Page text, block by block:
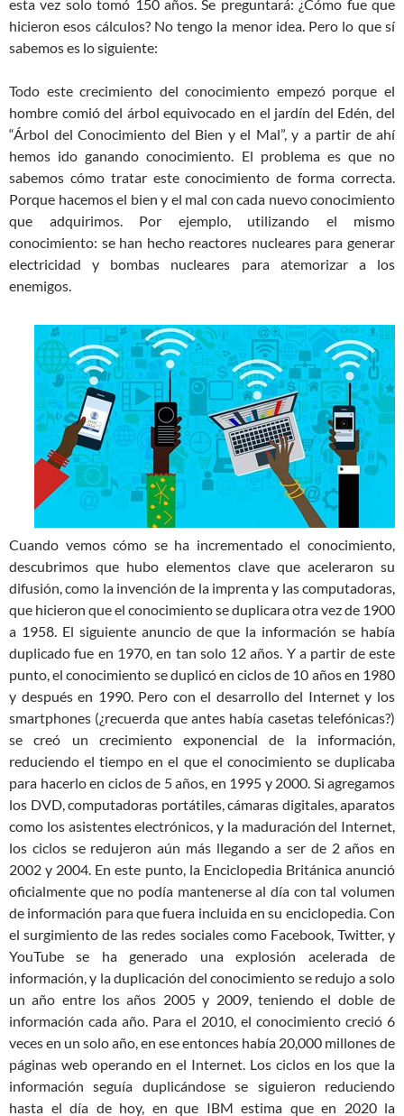
esta vez solo tomó 150 años. Se preguntará: ¿Cómo fue que
hicieron esos cálculos? No tengo la menor idea. Pero lo que sí
sabemos es lo siguiente:
Todo este crecimiento del conocimiento empezó porque el
hombre comió del árbol equivocado en el jardín del Edén, del
“Árbol del Conocimiento del Bien y el Mal”, y a partir de ahí
hemos ido ganando conocimiento. El problema es que no
sabemos cómo tratar este conocimiento de forma correcta.
Porque hacemos el bien y el mal con cada nuevo conocimiento
que adquirimos. Por ejemplo, utilizando el mismo
conocimiento: se han hecho reactores nucleares para generar
electricidad y bombas nucleares para atemorizar a los
enemigos.
Cuando vemos cómo se ha incrementado el conocimiento,
descubrimos que hubo elementos clave que aceleraron su
difusión, como la invención de la imprenta y las computadoras,
que hicieron que el conocimiento se duplicara otra vez de 1900
a 1958. El siguiente anuncio de que la información se había
duplicado fue en 1970, en tan solo 12 años. Y a partir de este
punto, el conocimiento se duplicó en ciclos de 10 años en 1980
y después en 1990. Pero con el desarrollo del Internet y los
smartphones (¿recuerda que antes había casetas telefónicas?)
se creó un crecimiento exponencial de la información,
reduciendo el tiempo en el que el conocimiento se duplicaba
para hacerlo en ciclos de 5 años, en 1995 y 2000. Si agregamos
los DVD, computadoras portátiles, cámaras digitales, aparatos
como los asistentes electrónicos, y la maduración del Internet,
los ciclos se redujeron aún más llegando a ser de 2 años en
2002 y 2004. En este punto, la Enciclopedia Británica anunció
oficialmente que no podía mantenerse al día con tal volumen
de información para que fuera incluida en su enciclopedia. Con
el surgimiento de las redes sociales como Facebook, Twitter, y
YouTube se ha generado una explosión acelerada de
información, y la duplicación del conocimiento se redujo a solo
un año entre los años 2005 y 2009, teniendo el doble de
información cada año. Para el 2010, el conocimiento creció 6
veces en un solo año, en ese entonces había 20,000 millones de
páginas web operando en el Internet. Los ciclos en los que la
información seguía duplicándose se siguieron reduciendo
hasta el día de hoy, en que IBM estima que en 2020 la